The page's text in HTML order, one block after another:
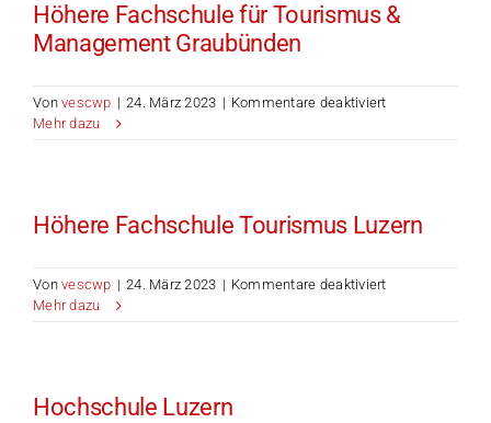
Höhere Fachschule für Tourismus &
Management Graubünden
Vonvescwp | 24. März 2023 | Kommentare deaktiviertfür
Fachschule
Management
Mehr dazu
Höhere Fachschule Tourismus Luzern
Vonvescwp | 24. März 2023 | Kommentare deaktiviertfür
Fachschule
Mehr dazu
Hochschule Luzern